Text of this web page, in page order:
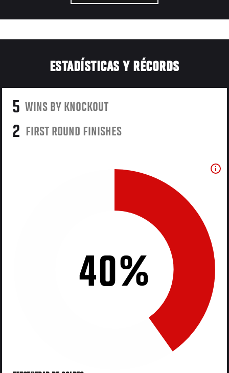
ESTADÍSTICAS Y RÉCORDS
5 WINS BY KNOCKOUT
2 FIRST ROUND FINISHES
40%